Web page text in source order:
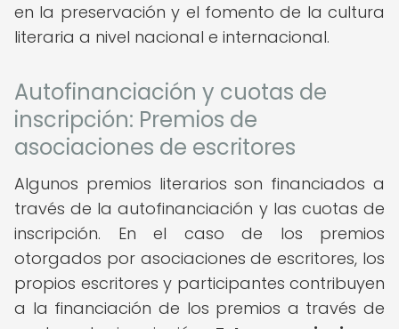
en la preservación y el fomento de la cultura
literaria a nivel nacional e internacional.
Autofinanciación y cuotas de
inscripción: Premios de
asociaciones de escritores
Algunos premios literarios son financiados a
través de la autofinanciación y las cuotas de
inscripción. En el caso de los premios
otorgados por asociaciones de escritores, los
propios escritores y participantes contribuyen
a la financiación de los premios a través de